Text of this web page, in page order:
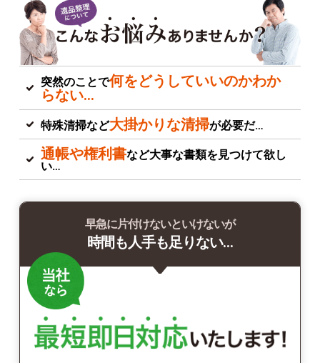
突然のことで何をどうしていいのかわか
らない…
特殊清掃など大掛かりな清掃が必要だ…
通帳や権利書など大事な書類を見つけて欲し
い…
早急に片付けないといけないが
時間も人手も足りない…